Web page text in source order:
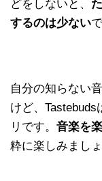
どをしないと、
するのは少ない
自分の知らない
けど、
リです。 音楽を
粋に楽しみましょ